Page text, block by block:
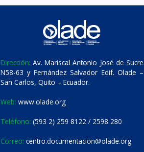
Dirección: Av. Mariscal Antonio José de Sucre
N58-63 y Fernández Salvador Edif. Olade –
San Carlos, Quito – Ecuador.
Web: www.olade.org
Teléfono: (593 2) 259 8122 / 2598 280
Correo: centro.documentacion@olade.org